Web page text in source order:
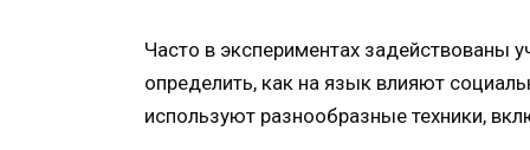
Часто в экспериментах задействованы
определить, как на язык влияют
используют разнообразные техники,